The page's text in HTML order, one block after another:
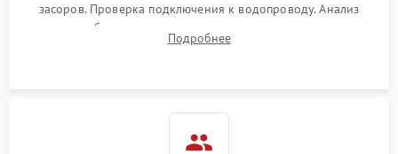
засоров. Проверка подключения к водопроводу. Анализ
жалоб на отсутствие слива, нагрева, вращения
разбрызгивателей или срабатывание системы защиты
Подробнее